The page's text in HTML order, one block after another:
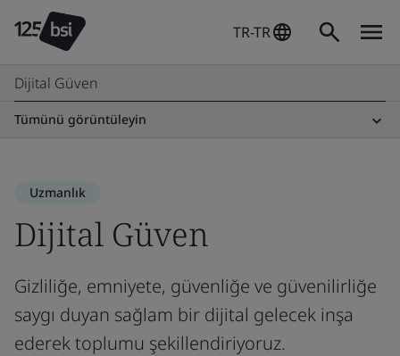
TR-TR
Dijital Güven
Tümünü görüntüleyin
Uzmanlık
Dijital Güven
Gizliliğe, emniyete, güvenliğe ve güvenilirliğe
saygı duyan sağlam bir dijital gelecek inşa
ederek toplumu şekillendiriyoruz.